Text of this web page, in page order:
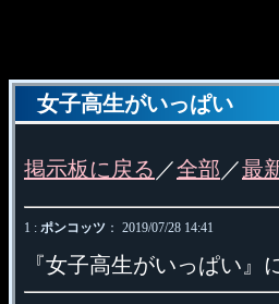
女子高生がいっぱい
掲示板に戻る ／全部 ／最
1 : ポンコッツ ： 2019/07/28 14:41
『女子高生がいっぱい』